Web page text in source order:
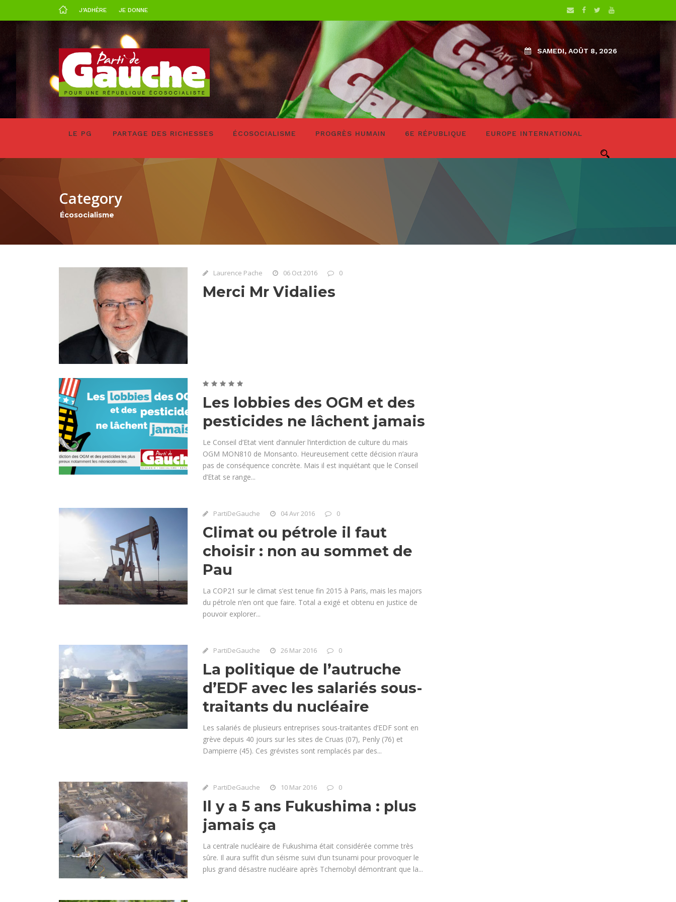
J’ADHÈRE JE DONNE
SAMEDI, AOÛT 8, 2026
LE PG PARTAGE DES RICHESSES ÉCOSOCIALISME PROGRÈS HUMAIN 6E RÉPUBLIQUE EUROPE INTERNATIONAL
Category
Écosocialisme
Laurence Pache 06 Oct 2016 0
Merci Mr Vidalies
Les lobbies des OGM et des
pesticides ne lâchent jamais
Le Conseil d’Etat vient d’annuler l’interdiction de culture du mais
OGM MON810 de Monsanto. Heureusement cette décision n’aura
pas de conséquence concrète. Mais il est inquiétant que le Conseil
d’Etat se range...
PartiDeGauche 04 Avr 2016 0
Climat ou pétrole il faut
choisir : non au sommet de
Pau
La COP21 sur le climat s’est tenue fin 2015 à Paris, mais les majors
du pétrole n’en ont que faire. Total a exigé et obtenu en justice de
pouvoir explorer...
PartiDeGauche 26 Mar 2016 0
La politique de l’autruche
d’EDF avec les salariés sous-
traitants du nucléaire
Les salariés de plusieurs entreprises sous-traitantes d’EDF sont en
grève depuis 40 jours sur les sites de Cruas (07), Penly (76) et
Dampierre (45). Ces grévistes sont remplacés par des...
PartiDeGauche 10 Mar 2016 0
Il y a 5 ans Fukushima : plus
jamais ça
La centrale nucléaire de Fukushima était considérée comme très
sûre. Il aura suffit d’un séisme suivi d’un tsunami pour provoquer le
plus grand désastre nucléaire après Tchernobyl démontrant que la...